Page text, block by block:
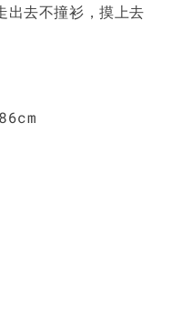
去不撞衫，摸上去